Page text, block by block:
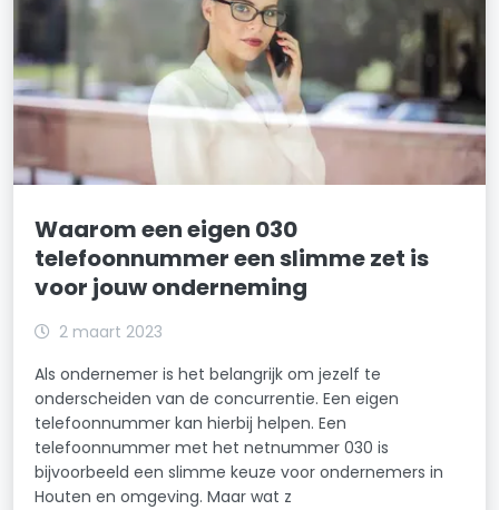
Waarom een eigen 030
telefoonnummer een slimme zet is
voor jouw onderneming
2 maart 2023
Als ondernemer is het belangrijk om jezelf te
onderscheiden van de concurrentie. Een eigen
telefoonnummer kan hierbij helpen. Een
telefoonnummer met het netnummer 030 is
bijvoorbeeld een slimme keuze voor ondernemers in
Houten en omgeving. Maar wat z